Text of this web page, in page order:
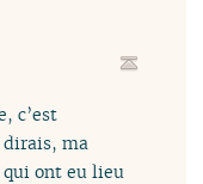
c’est
dirais, ma
ont eu lieu